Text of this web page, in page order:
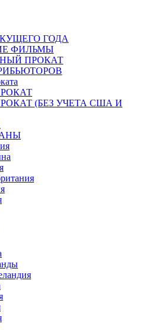
ГОДА
ФИЛЬМЫ
ПРОКАТ
(БЕЗ УЧЕТА США И